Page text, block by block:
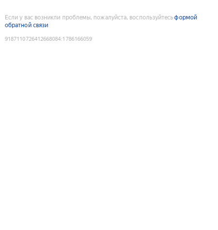
Если у вас возникли проблемы, пожалуйста, воспользуйтесьформой
обратной связи
9187110726412668084:1786166059